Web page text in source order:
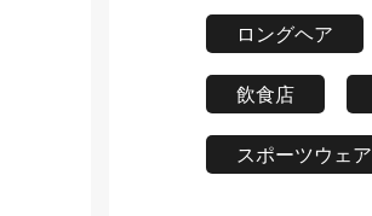
ロングヘア
飲食店
スポーツウェア